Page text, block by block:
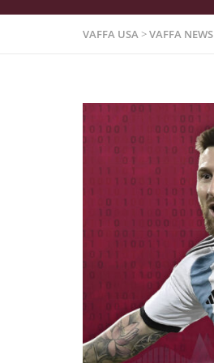
VAFFA USA>VAFFA NEWS